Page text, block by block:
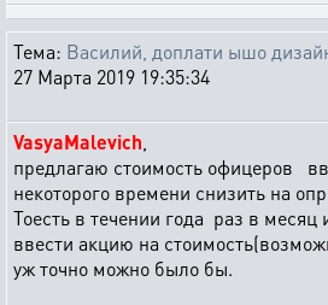
Тема: Василий, доплати ышо
27 Марта 2019 19:35:34
VasyaMalevich
предлагаю стоимость офицеров
некоторого времени снизить на
Тоесть в течении года раз в
ввести акцию на
уж точно можно было бы.